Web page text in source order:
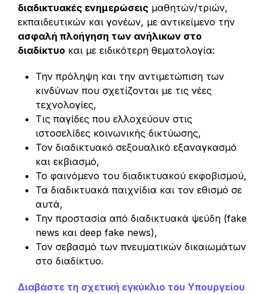
διαδικτυακές ενημερώσεις μαθητών/τριών,
εκπαιδευτικών και γονέων, με αντικείμενο την
ασφαλή πλοήγηση των ανήλικων στο
διαδίκτυο και με ειδικότερη θεματολογία:
Την πρόληψη και την αντιμετώπιση των
κινδύνων που σχετίζονται με τις νέες
τεχνολογίες,
Τις παγίδες που ελλοχεύουν στις
ιστοσελίδες κοινωνικής δικτύωσης,
Τον διαδικτυακό σεξουαλικό εξαναγκασμό
και εκβιασμό,
Το φαινόμενο του διαδικτυακού εκφοβισμού,
Τα διαδικτυακά παιχνίδια και τον εθισμό σε
αυτά,
Την προστασία από διαδικτυακά ψεύδη (fake
news και deep fake news),
Τον σεβασμό των πνευματικών δικαιωμάτων
στο διαδίκτυο.
Διαβάστε τη σχετική εγκύκλιο του Υπουργείου